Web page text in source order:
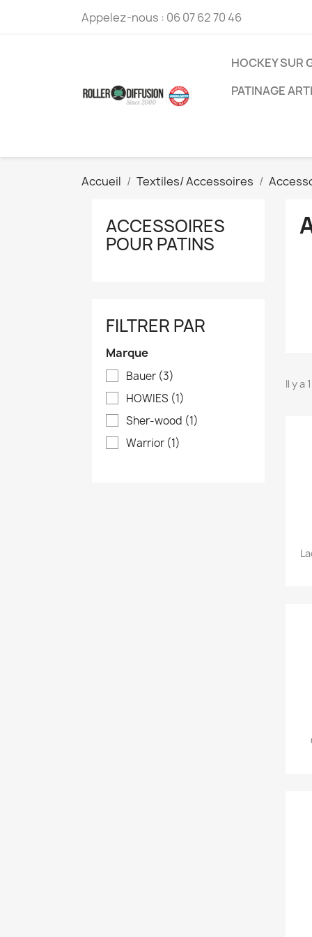
Appelez-nous : 06 07 62 70 46
HOCKEY SUR
PATINAGE
Accueil Textiles/ Accessoires
ACCESSOIRES
POUR PATINS
FILTRER PAR
Marque
Bauer (3)
HOWIES (1)
Sher-wood (1)
Warrior (1)
Il y a